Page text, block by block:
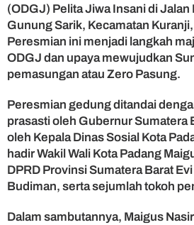
n
t
i
R
e
h
b
i
l
i
a
s
O
(ODGJ) Pelita Jiwa Insani di
Gunung Sarik, Kecamatan
Peresmian ini menjadi langkah
ODGJ dan upaya mewujudkan
pemasungan atau Zero Pasung.
Peresmian gedung ditandai
prasasti oleh Gubernur Sumatera
oleh Kepala Dinas Sosial Kota
hadir Wakil Wali Kota Padang
DPRD Provinsi Sumatera Barat
Budiman, serta sejumlah tokoh
Dalam sambutannya, Maigus